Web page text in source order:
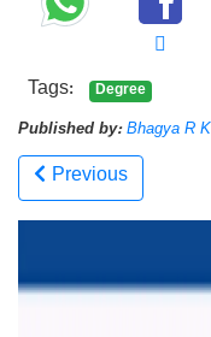
Tags: Degree
Published by: Bhagya R K
Previous